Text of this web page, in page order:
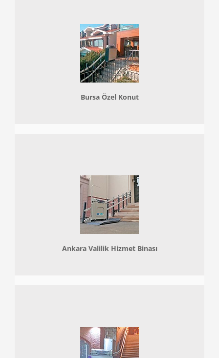
Bursa Özel Konut
Ankara Valilik Hizmet Binası